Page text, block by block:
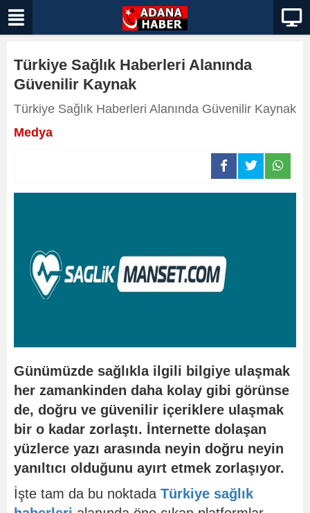
Türkiye Sağlık Haberleri Alanında
Güvenilir Kaynak
Türkiye Sağlık Haberleri Alanında Güvenilir Kaynak
Medya
Günümüzde sağlıkla ilgili bilgiye ulaşmak
her zamankinden daha kolay gibi görünse
de, doğru ve güvenilir içeriklere ulaşmak
bir o kadar zorlaştı. İnternette dolaşan
yüzlerce yazı arasında neyin doğru neyin
yanıltıcı olduğunu ayırt etmek zorlaşıyor.
İşte tam da bu noktada Türkiye sağlık